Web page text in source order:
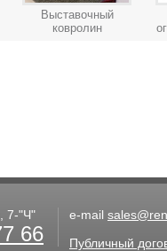
Выставочный
ковролин
7-"Ч"
66
e-mail
Публичный